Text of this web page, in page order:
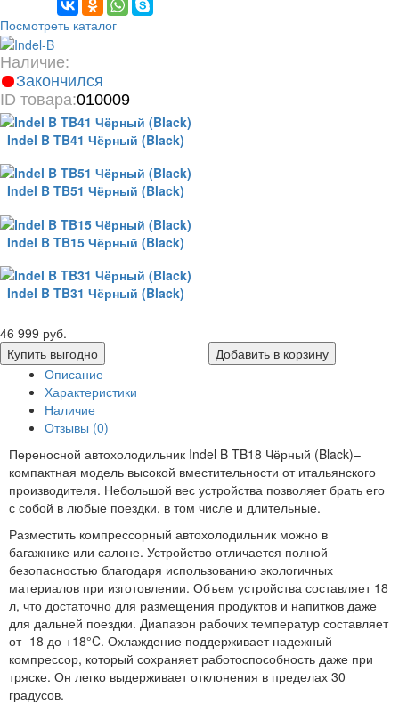
Посмотреть каталог
Наличие:
Закончился
ID товара:010009
Indel B TB41 Чёрный (Black)
Indel B TB51 Чёрный (Black)
Indel B TB15 Чёрный (Black)
Indel B TB31 Чёрный (Black)
46 999 руб.
Купить выгодно
Добавить в корзину
Описание
Характеристики
Наличие
Отзывы (0)
Переносной автохолодильник Indel B TB18 Чёрный (Black)–
компактная модель высокой вместительности от итальянского
производителя. Небольшой вес устройства позволяет брать его
с собой в любые поездки, в том числе и длительные.
Разместить компрессорный автохолодильник можно в
багажнике или салоне. Устройство отличается полной
безопасностью благодаря использованию экологичных
материалов при изготовлении. Объем устройства составляет 18
л, что достаточно для размещения продуктов и напитков даже
для дальней поездки. Диапазон рабочих температур составляет
от -18 до +18°C. Охлаждение поддерживает надежный
компрессор, который сохраняет работоспособность даже при
тряске. Он легко выдерживает отклонения в пределах 30
градусов.